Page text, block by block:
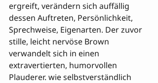
ergreift, verändern sich auffällig
dessen Auftreten, Persönlichkeit,
Sprechweise, Eigenarten. Der zuvor
stille, leicht nervöse Brown
verwandelt sich in einen
extravertierten, humorvollen
Plauderer. wie selbstverständlich